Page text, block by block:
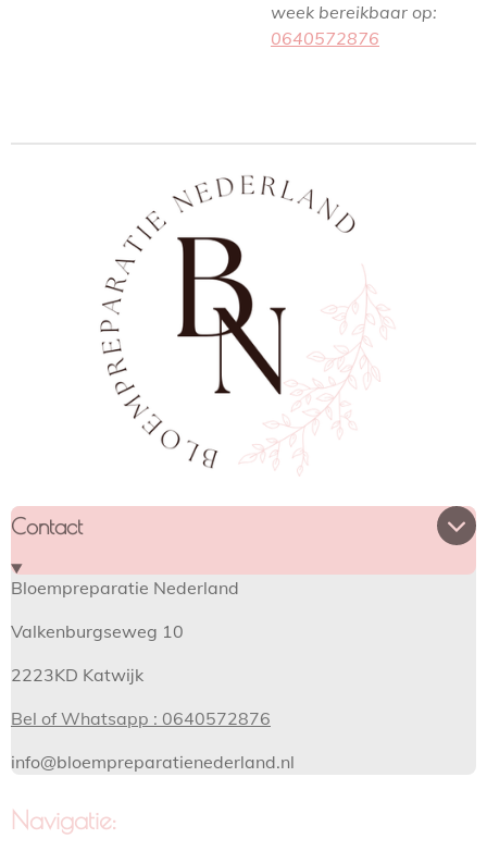
week bereikbaar op:
0640572876
Contact
Bloempreparatie Nederland
Valkenburgseweg 10
2223KD Katwijk
Bel of Whatsapp : 0640572876
info@bloempreparatienederland.nl
Navigatie: